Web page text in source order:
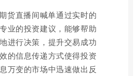
货直播间喊单通过实时的
业的投资建议，能够帮助
进行决策，提升交易成功
的信息传递方式使得投资
万变的市场中迅速做出反